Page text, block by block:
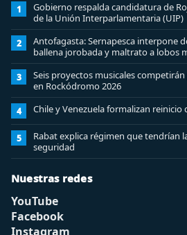
1
Gobierno respalda candidatura de
de la Unión Interparlamentaria (UIP)
2
Antofagasta: Sernapesca interpone
ballena jorobada y maltrato a lobos
3
Seis proyectos musicales
en Rockódromo 2026
4 Chile y Venezuela formalizan reinicio
5
Rabat explica régimen que tendrían
seguridad
Nuestras redes
YouTube
Facebook
Instagram